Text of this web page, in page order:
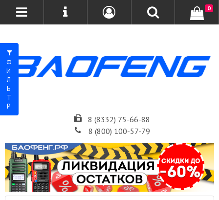
8 (8332) 75-66-88
8 (800) 100-57-79
0
ФИЛЬТР